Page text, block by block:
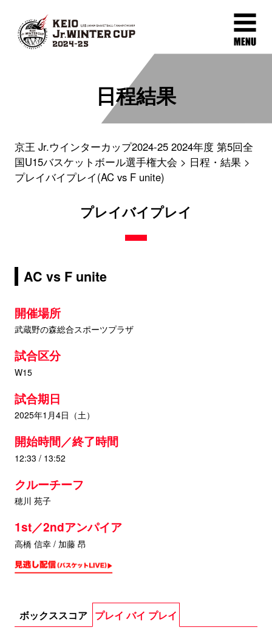
日程結果
京王 Jr.ウインターカップ2024-25 2024年度 第5回全
国U15バスケットボール選手権大会
日程・結果
プレイバイプレイ(AC vs F unite)
プレイバイプレイ
AC vs F unite
開催場所
武蔵野の森総合スポーツプラザ
試合区分
W15
試合期日
2025年1月4日（土）
開始時間／終了時間
12:33 / 13:52
クルーチーフ
穂川 苑子
1st／2ndアンパイア
高橋 信幸 / 加藤 昂
ボックススコア プレイ バイ プレイ